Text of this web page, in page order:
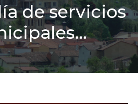
de servicios